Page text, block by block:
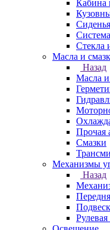
Кабина
Стекла
Масла и
Назад
Масла и
Прочая
Смазки
Механизмы
Назад
Рулевая